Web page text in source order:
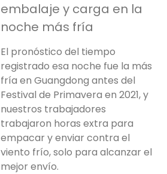
embalaje y carga en la
noche más fría
El pronóstico del tiempo
registrado esa noche fue la más
fría en Guangdong antes del
Festival de Primavera en 2021, y
nuestros trabajadores
trabajaron horas extra para
empacar y enviar contra el
viento frío, solo para alcanzar el
mejor envío.